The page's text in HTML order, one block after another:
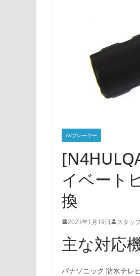
AVプレーヤー
イベート
換
2023年1月19日 スタッフ
主な対応
パナソニック 防水テレ